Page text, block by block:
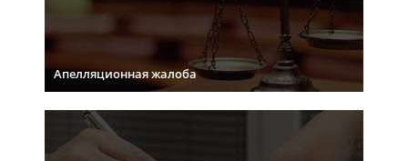
Апелляционная жалоба